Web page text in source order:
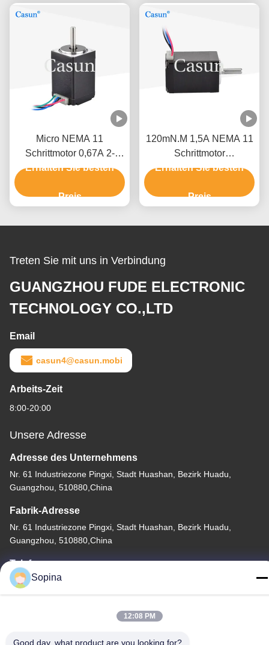
Micro NEMA 11
Schrittmotor 0,67A 2-
Phasen-Verkabelung für
Erhalten Sie besten
Preis
120mN.M 1,5A NEMA 11
Schrittmotor
28x28x45mm Casun
Erhalten Sie besten
Preis
Treten Sie mit uns in Verbindung
GUANGZHOU FUDE ELECTRONIC
TECHNOLOGY CO.,LTD
Email
casun4@casun.mobi
Arbeits-Zeit
8:00-20:00
Unsere Adresse
Adresse des Unternehmens
Nr. 61 Industriezone Pingxi, Stadt Huashan, Bezirk Huadu,
Guangzhou, 510880,China
Fabrik-Adresse
Nr. 61 Industriezone Pingxi, Stadt Huashan, Bezirk Huadu,
Guangzhou, 510880,China
Telefon
86-13539447986
Sopina
12:08 PM
Good day, what product are you looking for?